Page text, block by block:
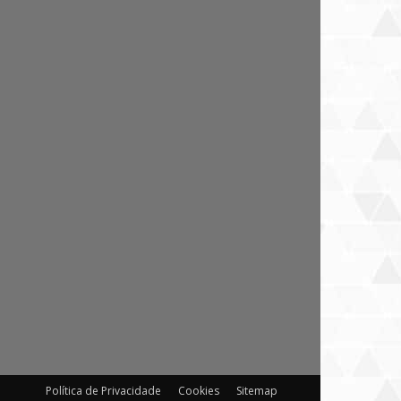
Política de Privacidade Cookies Sitemap